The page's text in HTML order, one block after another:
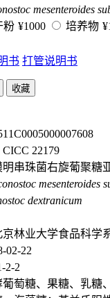
mesenteroides
粉 ¥1000 培养物
书 打管说明书
收藏
22179
串珠菌右旋葡聚糖
mesenteroides
dextranicum
林业大学食品科学系
02-22
2-2
萄糖、果糖、乳糖